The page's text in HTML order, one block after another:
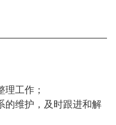
工作；
的维护，及时跟进和解